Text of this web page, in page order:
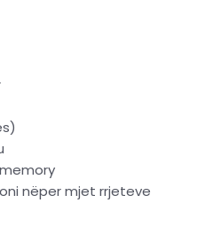
nëper mjet rrjeteve